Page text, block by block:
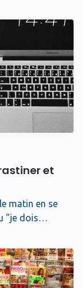
et
matin en se
"je dois…